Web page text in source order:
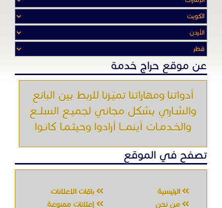
عن موقع حراج خدمة
أدواتنا ومهاراتنا تميّـزنا للربط بين البائع
والشـاري بشكل مجاني لجميـع السلــع
والخـدمـات أينمـــا أرادوا وحيثـمـا كانـوا
تصفح في الموقع
الرئيسية
باقات الإعلانات
من نحن
إعلانات ممنوعة